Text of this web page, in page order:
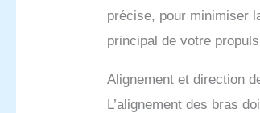
précise, pour minimiser
principal de votre
Alignement et direction
L’alignement des bras